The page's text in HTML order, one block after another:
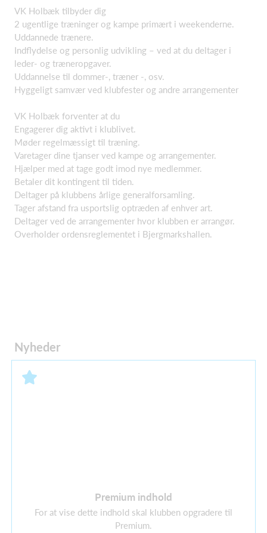
VK Holbæk tilbyder dig
2 ugentlige træninger og kampe primært i weekenderne.
Uddannede trænere.
Indflydelse og personlig udvikling – ved at du deltager i
leder- og træneropgaver.
Uddannelse til dommer-, træner -, osv.
Hyggeligt samvær ved klubfester og andre arrangementer
VK Holbæk forventer at du
Engagerer dig aktivt i klublivet.
Møder regelmæssigt til træning.
Varetager dine tjanser ved kampe og arrangementer.
Hjælper med at tage godt imod nye medlemmer.
Betaler dit kontingent til tiden.
Deltager på klubbens årlige generalforsamling.
Tager afstand fra usportslig optræden af enhver art.
Deltager ved de arrangementer hvor klubben er arrangør.
Overholder ordensreglementet i Bjergmarkshallen.
Nyheder
Premium indhold
For at vise dette indhold skal klubben opgradere til
Premium.